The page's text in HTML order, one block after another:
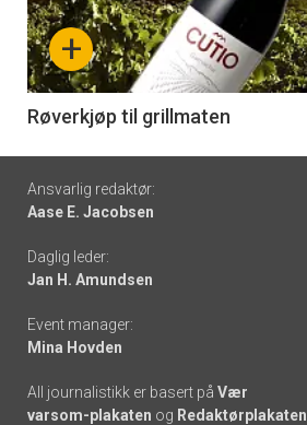
nå
-
6
+
Røverkjøp til grillmaten
Footer
-
links
Ansvarlig redaktør:
Aase E. Jacobsen
Daglig leder:
Jan H. Amundsen
Event manager:
Mina Hovden
All journalistikk er basert på Vær
varsom-plakaten og Redaktørplakaten